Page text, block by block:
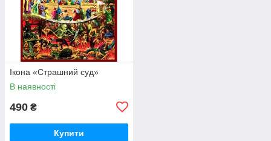
Ікона «Страшний суд»
В наявності
490 ₴
Купити